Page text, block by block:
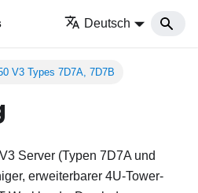
Deutsch
V3 Types 7D7A, 7D7B
Server (Typen 7D7A und
erweiterbarer 4U-Tower-